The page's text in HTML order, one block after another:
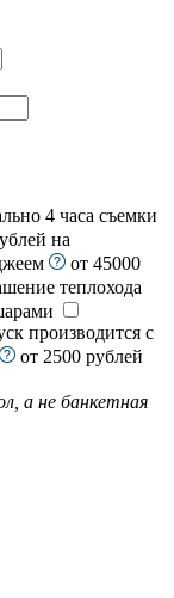
4 часа съемки
на
от 45000
теплохода
производится с
от 2500 рублей
а не банкетная